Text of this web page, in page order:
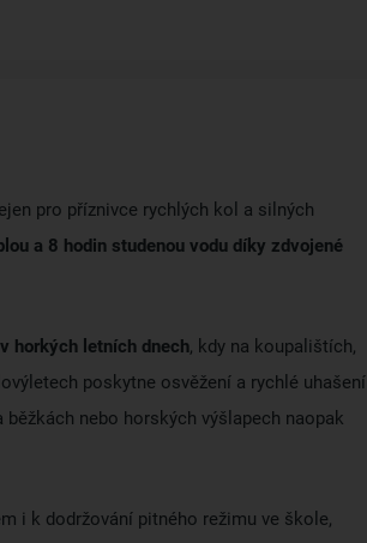
pro příznivce rychlých kol a silných
a 8 hodin studenou vodu díky zdvojené
v horkých letních dnech, kdy na koupalištích,
poskytne osvěžení a rychlé uhašení
běžkách nebo horských výšlapech naopak
i k dodržování pitného režimu ve škole,